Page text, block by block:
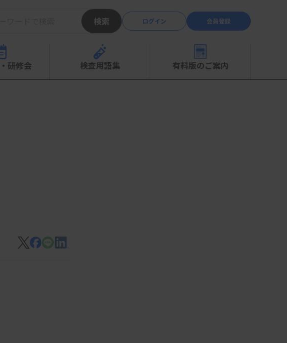
検索 ログイン 会員登録
研修会 検査用語集 有料版のご案内